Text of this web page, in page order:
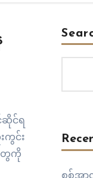
ဆိုင်ရ
ကွင်း
ေကို
စစ်အ